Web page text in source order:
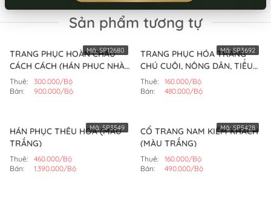
Sản phẩm tương tự
TRANG PHỤC HOÀN CHÂU
CÁCH CÁCH (HÁN PHỤC NHÀ
THANH) (MÀU TÍM)
Thuê:
300.000/Bộ
Bán:
900.000/Bộ
Mã:SP12680
TRANG PHỤC HÓA TRANG
CHÚ CUỘI, NÔNG DÂN, TIỂU
NHỊ (MÀU NÂU)
Thuê:
160.000/Bộ
Bán:
480.000/Bộ
Mã:SP3692
HÁN PHỤC THÊU HOA (MÀU
TRẮNG)
Thuê:
460.000/Bộ
Bán:
1.390.000/Bộ
Mã:SP3549
CỔ TRANG NAM KIẾM KHÁCH
(MÀU TRẮNG)
Thuê:
160.000/Bộ
Bán:
490.000/Bộ
Mã:SP5428